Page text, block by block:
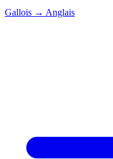
Gallois → Anglais